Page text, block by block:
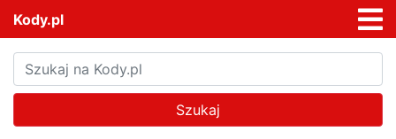
Kody.pl
Szukaj